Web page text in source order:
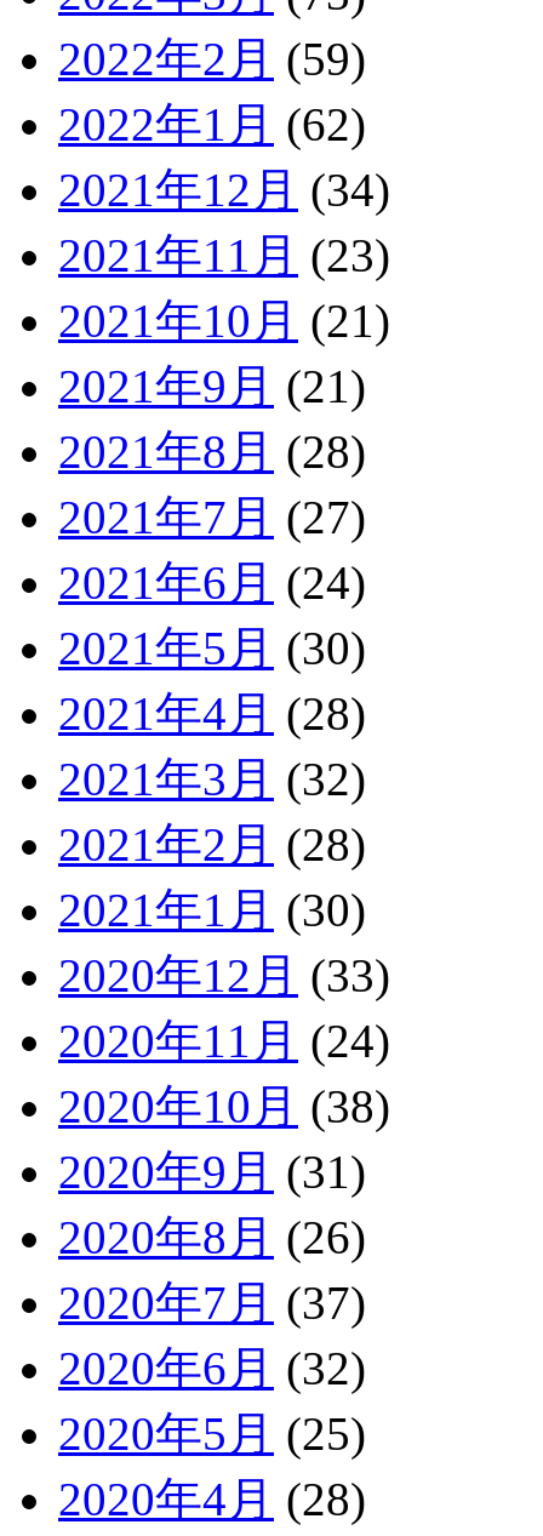
2022年2月 (59)
2022年1月 (62)
2021年12月 (34)
2021年11月 (23)
2021年10月 (21)
2021年9月 (21)
2021年8月 (28)
2021年7月 (27)
2021年6月 (24)
2021年5月 (30)
2021年4月 (28)
2021年3月 (32)
2021年2月 (28)
2021年1月 (30)
2020年12月 (33)
2020年11月 (24)
2020年10月 (38)
2020年9月 (31)
2020年8月 (26)
2020年7月 (37)
2020年6月 (32)
2020年5月 (25)
2020年4月 (28)